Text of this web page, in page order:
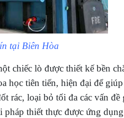
tại Biên Hòa
chiếc lò được thiết kế bền
học tiên tiến, hiện đại để
rác, loại bỏ tối đa các vấn
pháp thiết thực được ứng